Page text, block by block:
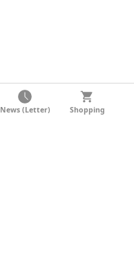
News (Letter) Shopping